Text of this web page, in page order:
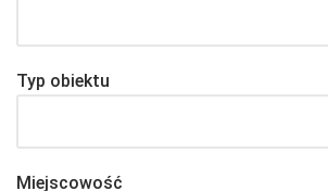
Typ obiektu
Miejscowość